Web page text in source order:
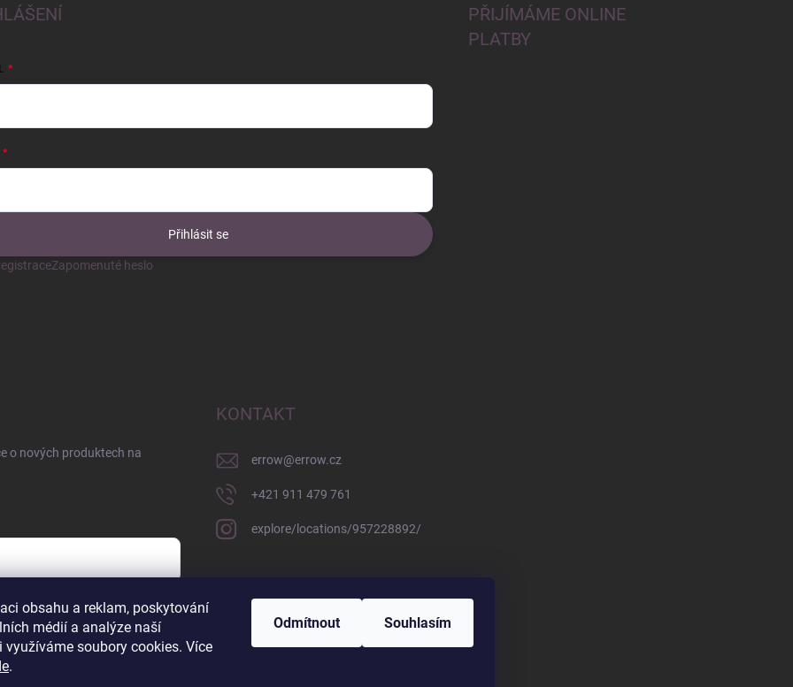
obsahu a reklam, poskytování
médií a analýze naší
využíváme soubory cookies. Více
.
Odmítnout Souhlasím
Přihlásit se
Zapomenuté heslo
PŘIJÍMÁME ONLINE
PLATBY
o nových produktech na
údajů
KONTAKT
errow@errow.cz
+421 911 479 761
explore/locations/957228892/